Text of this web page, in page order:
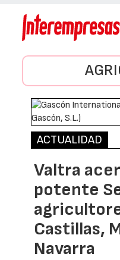
ACTUALIDAD
Valtra
potente
Castillas,
Navarra